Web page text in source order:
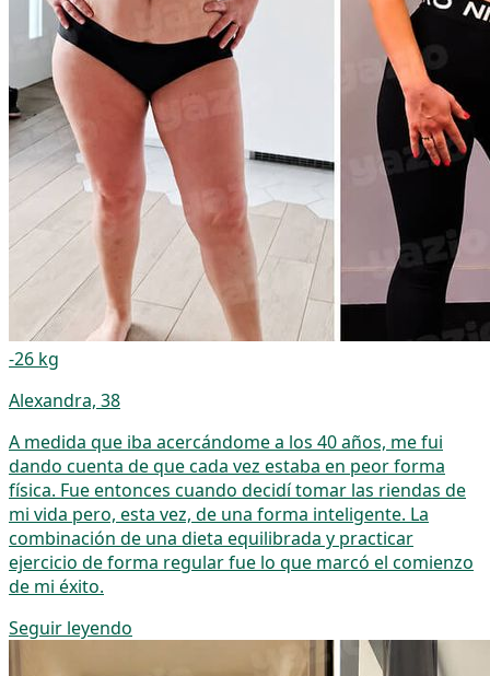
-26 kg
Alexandra, 38
A medida que iba acercándome a los 40 años, me fui
dando cuenta de que cada vez estaba en peor forma
física. Fue entonces cuando decidí tomar las riendas de
mi vida pero, esta vez, de una forma inteligente. La
combinación de una dieta equilibrada y practicar
ejercicio de forma regular fue lo que marcó el comienzo
de mi éxito.
Seguir leyendo